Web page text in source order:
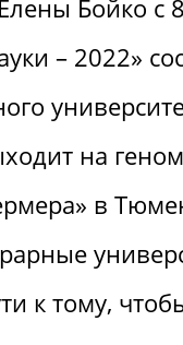
Бойко с
– 2022»
на
в
к тому,